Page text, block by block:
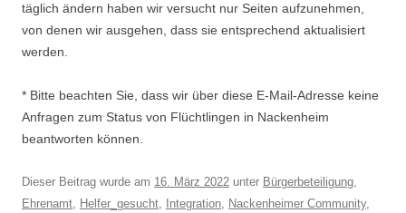
täglich ändern haben wir versucht nur Seiten aufzunehmen,
von denen wir ausgehen, dass sie entsprechend aktualisiert
werden.
* Bitte beachten Sie, dass wir über diese E-Mail-Adresse keine
Anfragen zum Status von Flüchtlingen in Nackenheim
beantworten können.
Dieser Beitrag wurde am 16. März 2022 unter Bürgerbeteiligung,
Ehrenamt, Helfer_gesucht, Integration, Nackenheimer Community,